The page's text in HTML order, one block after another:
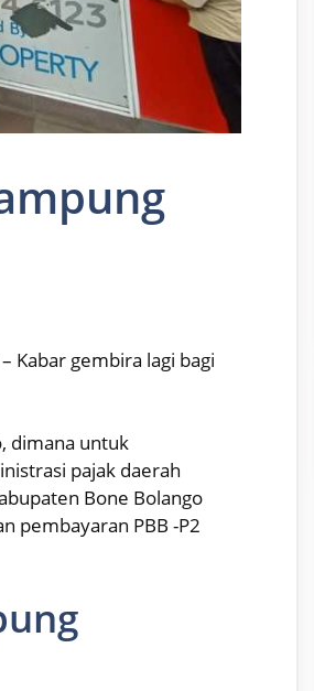
Kabar gembira lagi bagi
dimana untuk
pajak daerah
Bone Bolango
pembayaran PBB -P2